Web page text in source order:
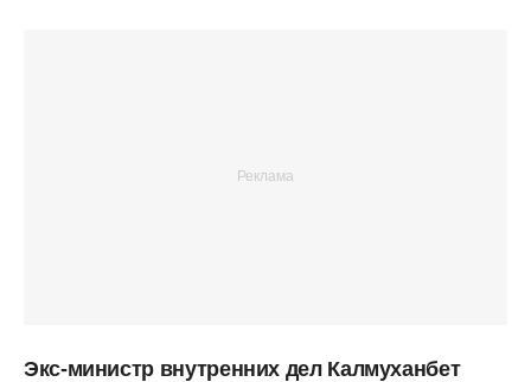
Экс-министр внутренних дел Калмуханбет